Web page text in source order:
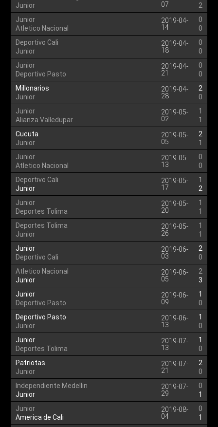
Junior
07
2
Junior
Atletico Nacional
2019-04-
14
0
0
Deportivo Cali
Junior
2019-04-
18
0
0
Junior
Deportivo Pasto
2019-04-
21
0
0
Millonarios
Junior
2019-04-
28
2
0
Junior
Alianza Valledupar
2019-05-
02
1
1
Cucuta
Junior
2019-05-
05
2
1
Junior
Atletico Nacional
2019-05-
13
0
0
Deportivo Cali
Junior
2019-05-
17
1
2
Junior
Deportes Tolima
2019-05-
20
1
1
Deportes Tolima
Junior
2019-05-
26
1
1
Junior
Deportivo Cali
2019-06-
03
2
0
Atletico Nacional
Junior
2019-06-
05
2
3
Junior
Deportivo Pasto
2019-06-
09
1
0
Deportivo Pasto
Junior
2019-06-
13
1
0
Junior
Deportes Tolima
2019-07-
13
1
0
Patriotas
Junior
2019-07-
21
2
0
Independiente Medellin
Junior
2019-07-
29
0
1
Junior
America de Cali
2019-08-
04
0
1